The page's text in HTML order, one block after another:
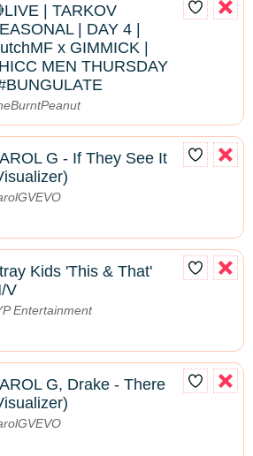
| TARKOV
| DAY 4 |
x GIMMICK |
MEN THURSDAY
G - If They See It
Kids 'This & That'
V
Entertainment
G, Drake - There